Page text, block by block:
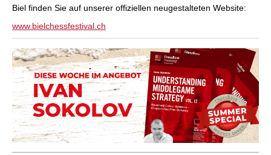
Biel finden Sie auf unserer offiziellen neugestalteten Website:
www.bielchessfestival.ch